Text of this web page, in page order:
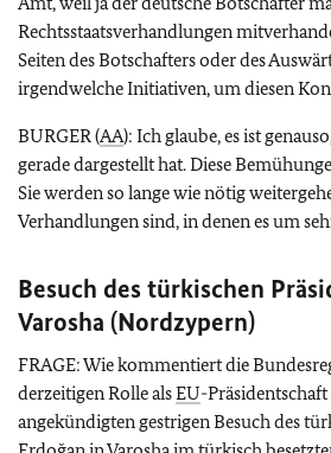
Rechtsstaatsverhandlungen
Seiten des Botschafters oder des
irgendwelche Initiativen, um diesen
BURGER (AA): Ich glaube, es ist
gerade dargestellt hat. Diese
Sie werden so lange wie nötig
Verhandlungen sind, in denen es um
Besuch des türkischen
Varosha (Nordzypern)
FRAGE: Wie kommentiert die
derzeitigen Rolle alsEU-
angekündigten gestrigen Besuch des